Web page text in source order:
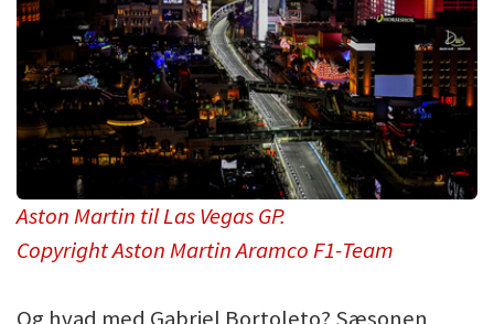
Aston Martin til Las Vegas GP.
Copyright Aston Martin Aramco F1-Team